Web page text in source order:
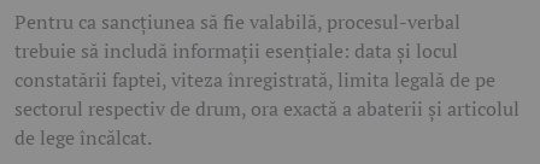
Pentru ca sancțiunea să fie valabilă, procesul-verbal
trebuie să includă informații esențiale: data și locul
constatării faptei, viteza înregistrată, limita legală de pe
sectorul respectiv de drum, ora exactă a abaterii și articolul
de lege încălcat.